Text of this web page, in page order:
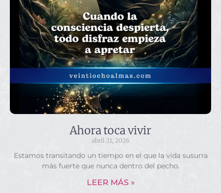
Ahora toca vivir
abril 21, 2026
Estamos transitando un tiempo en el que la vida susurra
más fuerte que nunca dentro del pecho.
LEER MÁS »